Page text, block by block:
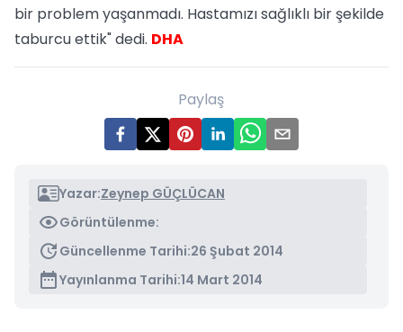
bir problem yaşanmadı. Hastamızı sağlıklı bir şekilde
taburcu ettik" dedi. DHA
Paylaş
Yazar:Zeynep GÜÇLÜCAN
Görüntülenme:
Güncellenme Tarihi:26 Şubat 2014
Yayınlanma Tarihi:14 Mart 2014